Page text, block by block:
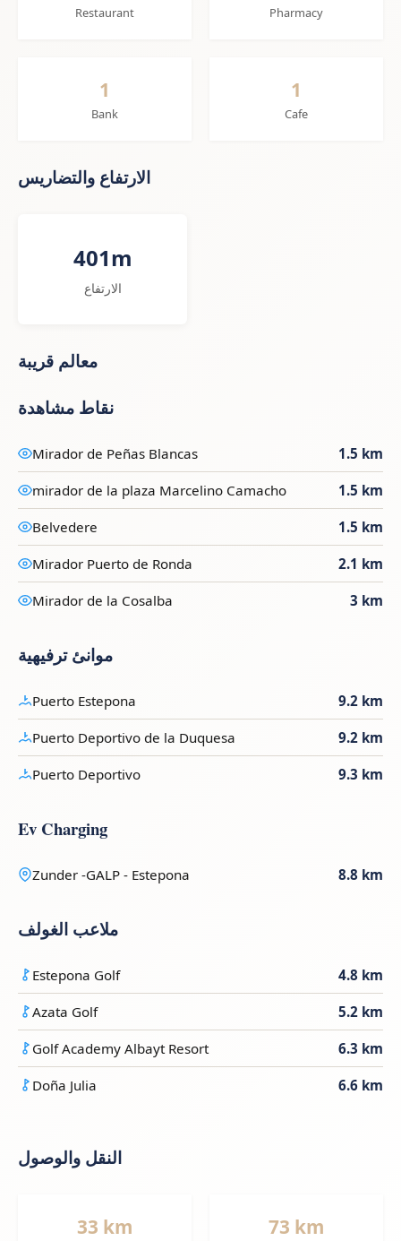
Restaurant Pharmacy
1
Bank
1
Cafe
الارتفاع والتضاريس
401m
الارتفاع
معالم قريبة
نقاط مشاهدة
Mirador de Peñas Blancas 1.5 km
mirador de la plaza Marcelino Camacho 1.5 km
Belvedere 1.5 km
Mirador Puerto de Ronda 2.1 km
Mirador de la Cosalba 3 km
موانئ ترفيهية
Puerto Estepona 9.2 km
Puerto Deportivo de la Duquesa 9.2 km
Puerto Deportivo 9.3 km
Ev Charging
Zunder -GALP - Estepona 8.8 km
ملاعب الغولف
Estepona Golf 4.8 km
Azata Golf 5.2 km
Golf Academy Albayt Resort 6.3 km
Doña Julia 6.6 km
النقل والوصول
33 km 73 km